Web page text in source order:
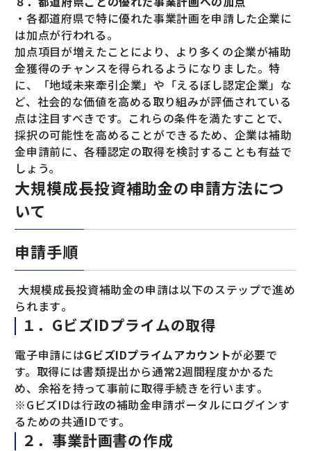
・各都道府県で特に優れた事業計画を申請した企業に
は加点が行われる。
加点項目が増えたことにより、より多くの企業が補助
金獲得のチャンスを得られるようになりました。特
に、「地域未来牽引企業」や「えるぼし認定企業」な
ど、社会的な価値を高める取り組みが評価されている
点は注目すべきです。これらの条件を満たすことで、
採択の可能性を高めることができるため、企業は補助
金申請前に、各種認定の取得を検討することも有益で
しょう。
大規模成長投資補助金の申請方法につ
いて
申請手順
大規模成長投資補助金の申請は以下のステップで進め
られます​。
１．GビズIDプライムの取得
電子申請にはGビズIDプライムアカウントが必要で
す。取得には書類提出から通常2週間程度かかるた
め、余裕を持って事前に取得手続きを行います​。
※GビズIDは行政の補助金申請ポータルにログインす
るための共通IDです。
２．事業計画書の作成